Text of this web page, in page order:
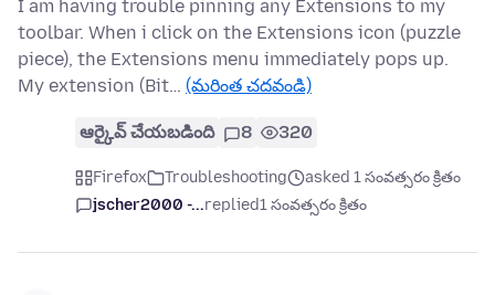
I am having trouble pinning any Extensions to my
toolbar. When i click on the Extensions icon (puzzle
piece), the Extensions menu immediately pops up.
My extension (Bit… (మరింత చదవండి)
ఆర్కైవ్ చేయబడింది 8 320
Firefox Troubleshooting
asked 1 సంవత్సరం క్రితం
jscher2000 -...replied1 సంవత్సరం క్రితం